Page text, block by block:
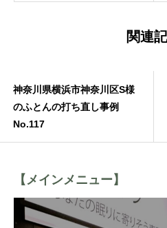
関連
神奈川県横浜市神奈川区S様
のふとんの打ち直し事例
No.117
【メインメニュー】